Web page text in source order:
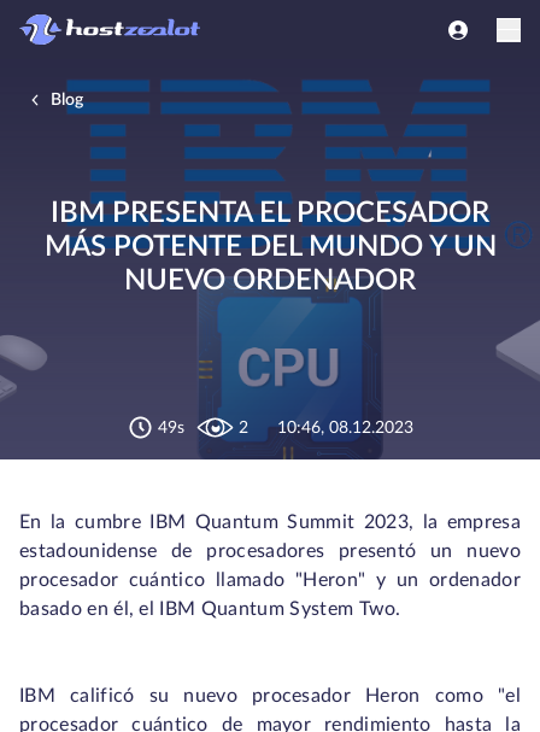
Blog
IBM PRESENTA EL PROCESADOR
MÁS POTENTE DEL MUNDO Y UN
NUEVO ORDENADOR
49s 2 10:46, 08.12.2023
En la cumbre IBM Quantum Summit 2023, la empresa
estadounidense de procesadores presentó un nuevo
procesador cuántico llamado "Heron" y un ordenador
basado en él, el IBM Quantum System Two.
IBM calificó su nuevo procesador Heron como "el
procesador cuántico de mayor rendimiento hasta la